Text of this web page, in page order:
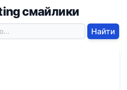
смайлики
Найти